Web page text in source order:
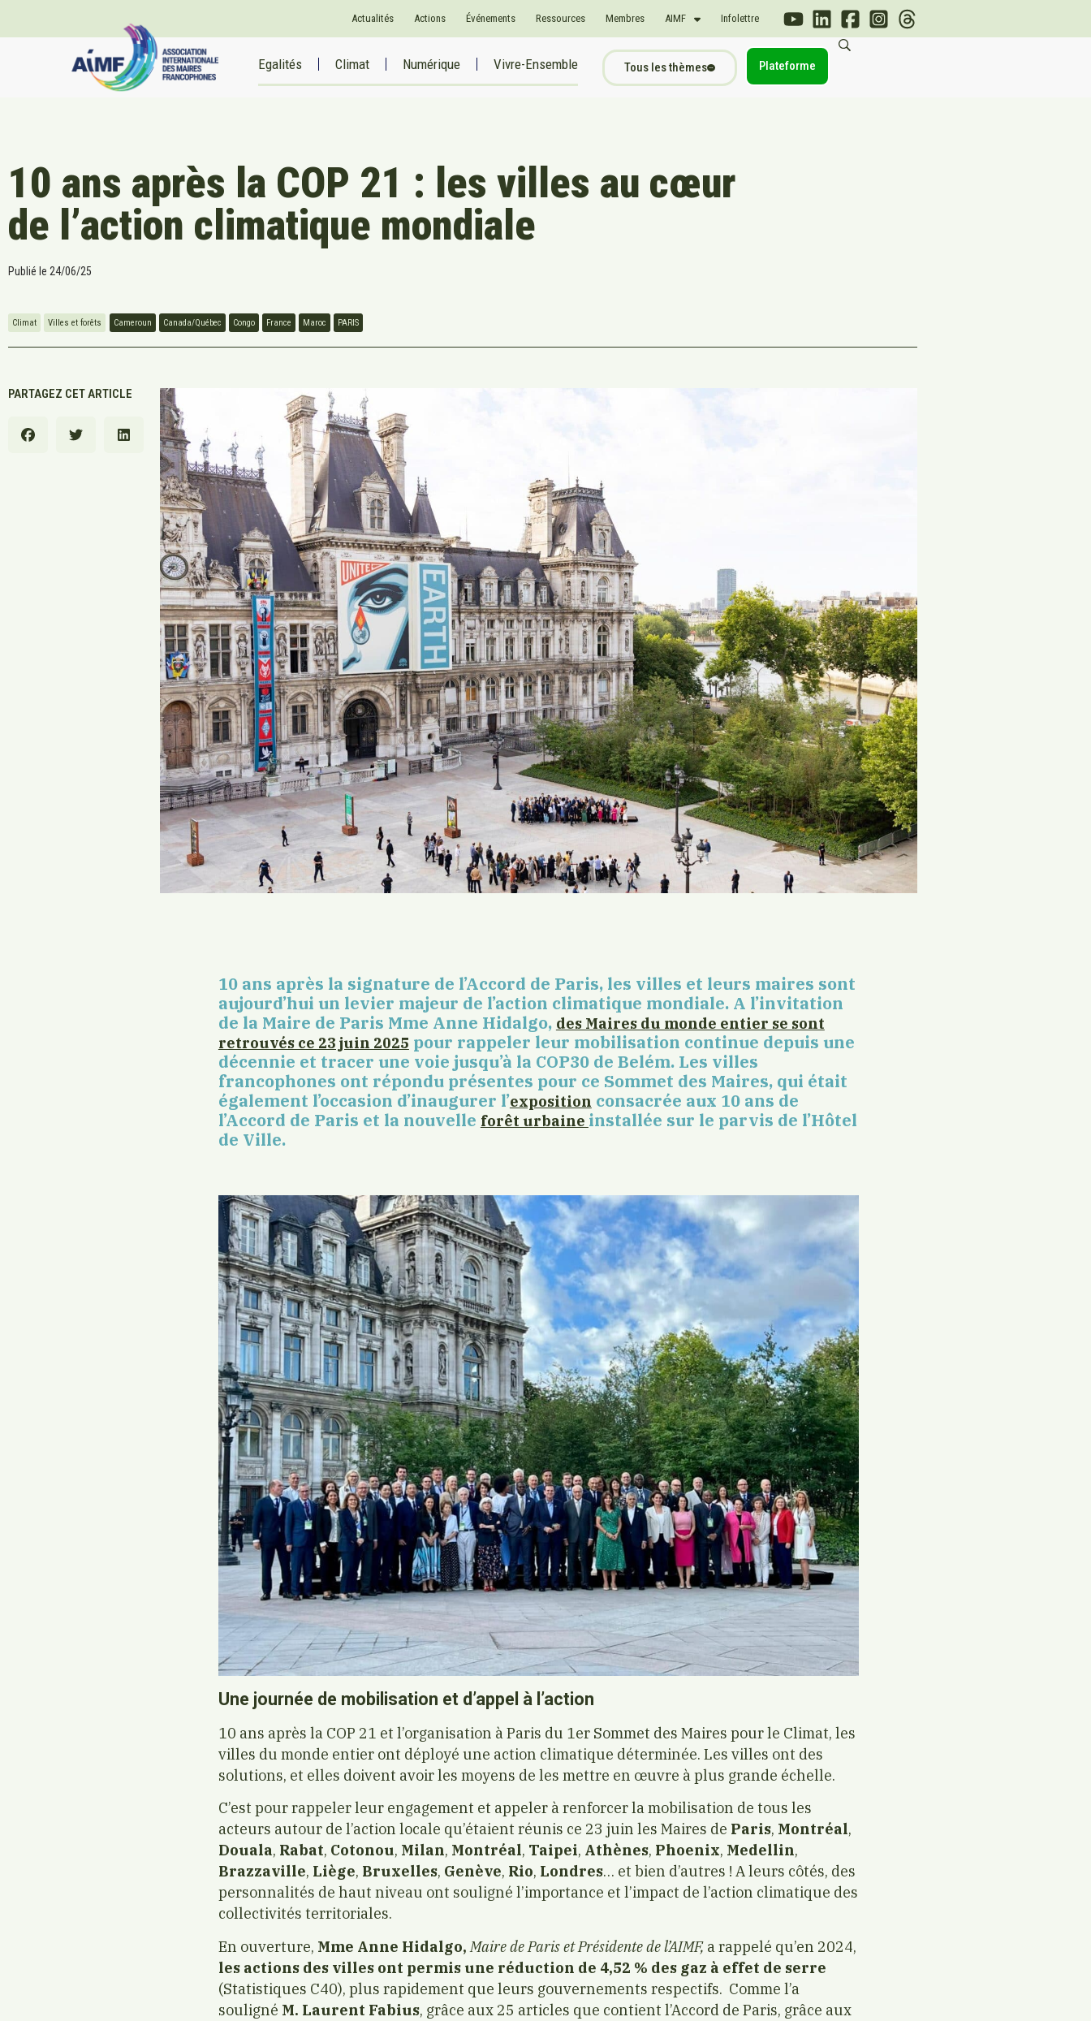
Actualités Actions Événements Ressources Membres AIMF Infolettre
Egalités Climat Numérique Vivre-Ensemble Tous les thèmes Plateforme
10 ans après la COP 21 : les villes au cœur
de l’action climatique mondiale
Publié le 24/06/25
Climat Villes et forêts Cameroun Canada/Québec Congo France Maroc PARIS
PARTAGEZ CET ARTICLE
10 ans après la signature de l’Accord de Paris, les villes et leurs maires sont
aujourd’hui un levier majeur de l’action climatique mondiale. A l’invitation
de la Maire de Paris Mme Anne Hidalgo, des Maires du monde entier se sont
retrouvés ce 23 juin 2025 pour rappeler leur mobilisation continue depuis une
décennie et tracer une voie jusqu’à la COP30 de Belém. Les villes
francophones ont répondu présentes pour ce Sommet des Maires, qui était
également l’occasion d’inaugurer l’exposition consacrée aux 10 ans de
l’Accord de Paris et la nouvelle forêt urbaine installée sur le parvis de l’Hôtel
de Ville.
Une journée de mobilisation et d’appel à l’action
10 ans après la COP 21 et l’organisation à Paris du 1er Sommet des Maires pour le Climat, les
villes du monde entier ont déployé une action climatique déterminée. Les villes ont des
solutions, et elles doivent avoir les moyens de les mettre en œuvre à plus grande échelle.
C’est pour rappeler leur engagement et appeler à renforcer la mobilisation de tous les
acteurs autour de l’action locale qu’étaient réunis ce 23 juin les Maires de Paris, Montréal,
Douala, Rabat, Cotonou, Milan, Montréal, Taipei, Athènes, Phoenix, Medellin,
Brazzaville, Liège, Bruxelles, Genève, Rio, Londres… et bien d’autres ! A leurs côtés, des
personnalités de haut niveau ont souligné l’importance et l’impact de l’action climatique des
collectivités territoriales.
En ouverture, Mme Anne Hidalgo,Maire de Paris et Présidente de l’AIMF, a rappelé qu’en 2024,
les actions des villes ont permis une réduction de 4,52 % des gaz à effet de serre
(Statistiques C40), plus rapidement que leurs gouvernements respectifs. Comme l’a
souligné M. Laurent Fabius, grâce aux 25 articles que contient l’Accord de Paris, grâce aux